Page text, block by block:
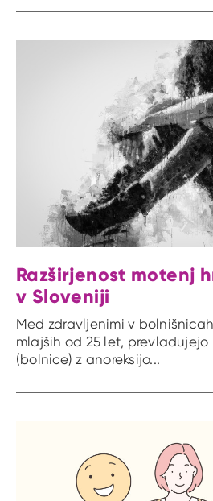
Razširjenost motenj
v Sloveniji
Med zdravljenimi v
mlajših od 25 let,
(bolnice) z anoreksijo...